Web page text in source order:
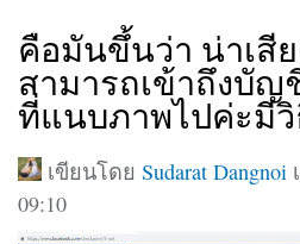
คือมันขึ้นว่า น่าเสี
สามารถเข้าถึงบั
ที่แนบภาพไปค่ะมี
เขียนโดย Sudarat Dangnoi
09:10